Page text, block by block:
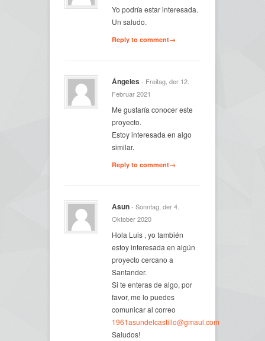
Yo podría estar interesada.
Un saludo.
Reply to comment→
Ángeles - Freitag, der 12.
Februar 2021
Me gustaría conocer este
proyecto.
Estoy interesada en algo
similar.
Reply to comment→
Asun- Sonntag, der 4.
Oktober 2020
Hola Luis , yo también
estoy interesada en algún
proyecto cercano a
Santander.
Si te enteras de algo, por
favor, me lo puedes
comunicar al correo
1961asundelcastillo@gmaul.com
Saludos!